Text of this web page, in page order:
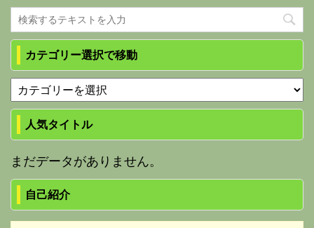
カテゴリー選択で移動
人気タイトル
まだデータがありません。
自己紹介